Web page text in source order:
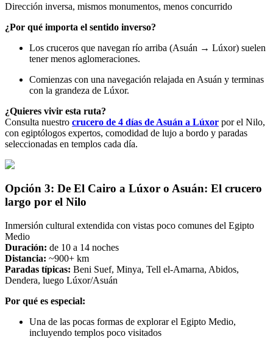
Dirección inversa, mismos monumentos, menos concurrido
¿Por qué importa el sentido inverso?
Los cruceros que navegan río arriba (Asuán → Lúxor) suelen
tener menos aglomeraciones.
Comienzas con una navegación relajada en Asuán y terminas
con la grandeza de Lúxor.
¿Quieres vivir esta ruta?
Consulta nuestro crucero de 4 días de Asuán a Lúxor por el Nilo,
con egiptólogos expertos, comodidad de lujo a bordo y paradas
seleccionadas en templos cada día.
Opción 3: De El Cairo a Lúxor o Asuán: El crucero
largo por el Nilo
Inmersión cultural extendida con vistas poco comunes del Egipto
Medio
Duración: de 10 a 14 noches
Distancia: ~900+ km
Paradas típicas: Beni Suef, Minya, Tell el-Amarna, Abidos,
Dendera, luego Lúxor/Asuán
Por qué es especial:
Una de las pocas formas de explorar el Egipto Medio,
incluyendo templos poco visitados